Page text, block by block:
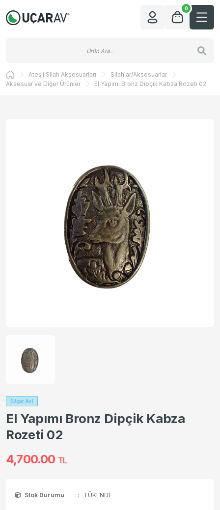
0
Ateşli Silah Aksesuarları
Silahlar/Aksesuarlar
Aksesuar ve Diğer Ürünler
El Yapımı Bronz Dipçik Kabza Rozeti 02
(Uçar Av)
El Yapımı Bronz Dipçik Kabza
Rozeti 02
4,700.00 TL
Stok Durumu : TÜKENDİ